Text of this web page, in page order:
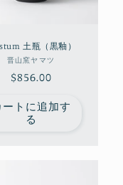
土瓶（黒釉）
販
売
晋山窯ヤマツ
通
価
$856.00
ートに追加す
る